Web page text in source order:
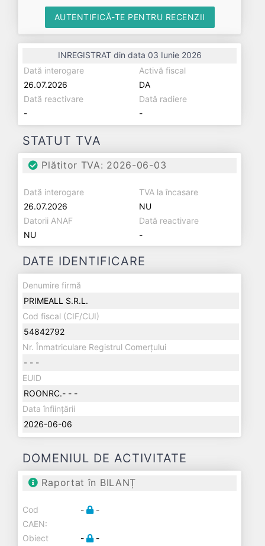
AUTENTIFICĂ-TE PENTRU RECENZII
INREGISTRAT din data 03 Iunie 2026
Dată interogare
26.07.2026
Activă fiscal
DA
Dată reactivare
-
Dată radiere
-
STATUT TVA
Plătitor TVA: 2026-06-03
Dată interogare
26.07.2026
TVA la încasare
NU
Datorii ANAF
NU
Dată reactivare
-
DATE IDENTIFICARE
Denumire firmă
PRIMEALL S.R.L.
Cod fiscal (CIF/CUI)
54842792
Nr. Înmatriculare Registrul Comerțului
- - -
EUID
ROONRC.- - -
Data înființării
2026-06-06
DOMENIUL DE ACTIVITATE
Raportat în BILANȚ
Cod
CAEN:
- -
Obiect
- -